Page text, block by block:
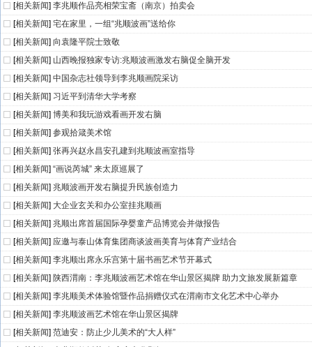
[相关新闻] 李兆顺作品亮相荣宝斋（南京）拍卖会
[相关新闻] 宅在家里，一组“兆顺波画”送给你
[相关新闻] 向袁隆平院士致敬
[相关新闻] 山西晚报独家专访:兆顺波画激发右脑促全脑开发
[相关新闻] 中国杂志社领导到李兆顺画院采访
[相关新闻] 习近平到清华大学考察
[相关新闻] 博美和我玩游戏看画开发右脑
[相关新闻] 参观拾箴美术馆
[相关新闻] 张再兴赵永昌安孔建到兆顺波画室指导
[相关新闻] “画说芮城” 来太原巡展了
[相关新闻] 兆顺波画开发右脑提升民族创造力
[相关新闻] 大企业玄关和办公室挂兆顺画
[相关新闻] 兆顺出席首届国际孕婴童产品博览会并做报告
[相关新闻] 应邀与泰山体育集团商谈波画美育与体育产业结合
[相关新闻] 李兆顺出席永乐宫第十届书画艺术节开幕式
[相关新闻] 陕西渭南：李兆顺波画艺术馆在华山景区揭牌 助力文旅发展新篇章
[相关新闻] 李兆顺美术体验馆暨作品捐赠仪式在渭南市文化艺术中心举办
[相关新闻] 李兆顺波画艺术馆在华山景区揭牌
[相关新闻] 范迪安：防止少儿美术的“大人样”